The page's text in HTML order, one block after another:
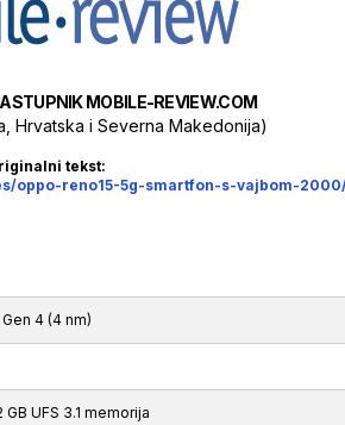
MOBILE-REVIEW.COM
Hrvatska i Severna Makedonija)
tekst:
oppo-reno15-5g-smartfon-s-vajbom-
4 (4 nm)
GB UFS 3.1 memorija